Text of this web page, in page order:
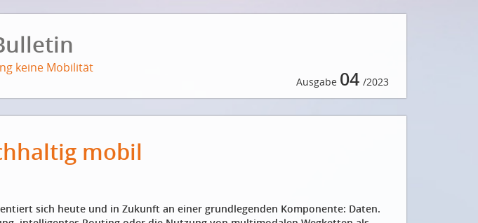
keine Mobilität
Ausgabe 04 /2023
mobil
sich heute und in Zukunft an einer grundlegenden Komponente: Daten.